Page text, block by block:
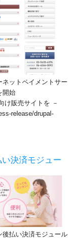
ネットペイメントサー
開始
け販売サイトを －
release/drupal-
決済モジュー
後払い決済モジュール